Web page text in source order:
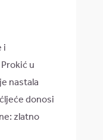
i
u
nastala
donosi
zlatno